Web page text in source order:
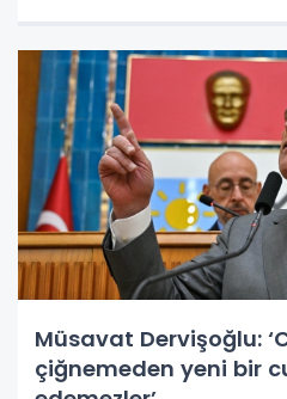
Müsavat Dervişoğlu:
çiğnemeden yeni bir